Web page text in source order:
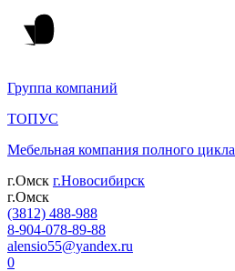
Группа компаний
ТОПУС
Мебельная компания полного цикла
г.Омск г.Новосибирск
г.Омск
(3812) 488-988
8-904-078-89-88
alensio55@yandex.ru
0